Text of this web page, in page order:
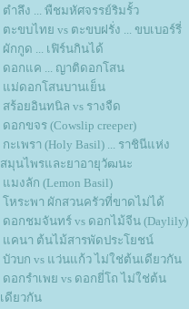
ตำลึง ... พืชมหัศจรรย์ริมรั้ว
ตะขบไทย vs ตะขบฝรั่ง ... ขบเบอร์รี่
ผักกูด ... เฟิร์นกินได้
ดอกแค ... ญาติดอกโสน
ม่ดอกโสนบานเย็น
สร้อยอินทนิล vs รางจืด
ดอกขจร (Cowslip creeper)
กะเพรา (Holy Basil) ... ราชินีแห่ง
สมุนไพรและยาอายุวัฒนะ
มงลัก (Lemon Basil)
หระพา ผักสวนครัวที่ขาดไม่ได้
ดอกชมจันทร์ vs ดอกไม้จีน (Daylily)
คนา ต้นไม้สารพัดประโยชน์
บัวบก vs แว่นแก้ว ไม่ใช่ต้นเดียวกัน
ดอกรำเพย vs ดอกยี่โถ ไม่ใช่ต้น
เดียวกัน